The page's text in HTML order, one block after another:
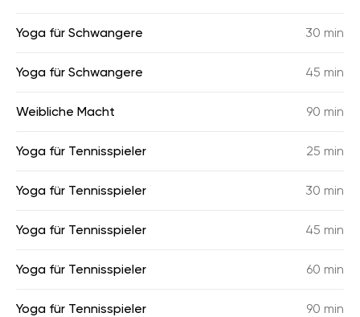
Yoga für Schwangere 30 min
Yoga für Schwangere 45 min
Weibliche Macht 90 min
Yoga für Tennisspieler 25 min
Yoga für Tennisspieler 30 min
Yoga für Tennisspieler 45 min
Yoga für Tennisspieler 60 min
Yoga für Tennisspieler 90 min